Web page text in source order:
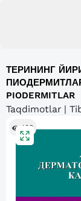
ТЕРИНИНГ
ПИОДЕРМИТЛАР
PIODERMITLAR
Taqdimotlar |
189